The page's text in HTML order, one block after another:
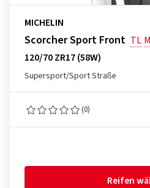
MICHELIN
Scorcher Sport Front TL
120/70 ZR17 (58W)
Supersport/Sport Straße
(0)
Reifen